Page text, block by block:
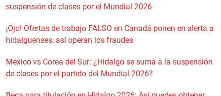
suspensión de clases por el Mundial 2026
¡Ojo! Ofertas de trabajo FALSO en Canadá ponen en alerta a
hidalguenses; así operan los fraudes
México vs Corea del Sur: ¿Hidalgo se suma a la suspensión
de clases por el partido del Mundial 2026?